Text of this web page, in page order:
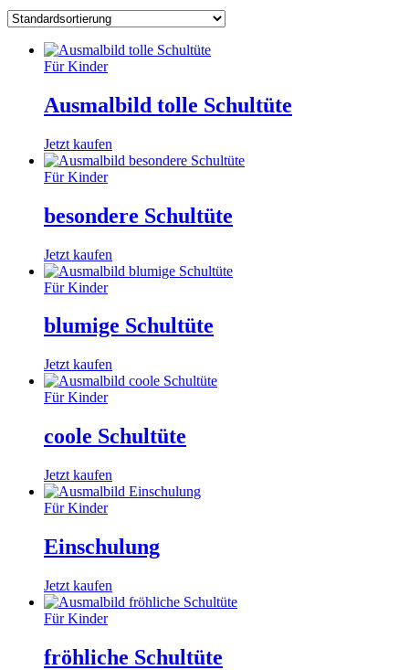
Für Kinder
Ausmalbild tolle Schultüte
Jetzt kaufen
Für Kinder
besondere Schultüte
Jetzt kaufen
Für Kinder
blumige Schultüte
Jetzt kaufen
Für Kinder
coole Schultüte
Jetzt kaufen
Für Kinder
Einschulung
Jetzt kaufen
Für Kinder
fröhliche Schultüte